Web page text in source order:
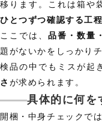
移ります。これは箱や
ひとつずつ確認する工程
ここでは、品番・数量
題がないかをしっかり
検品の中でもミスが起
さ が求められます。
具体的に何を
開梱・中身チェックで